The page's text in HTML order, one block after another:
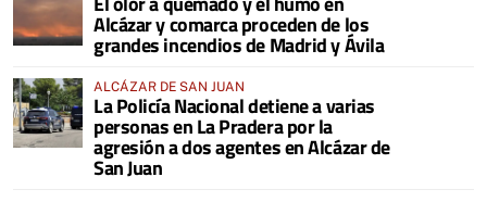
Alcázar y comarca proceden de los
grandes incendios de Madrid y Ávila
ALCÁZAR DE SAN JUAN
La Policía Nacional detiene a varias
personas en La Pradera por la
agresión a dos agentes en Alcázar de
San Juan